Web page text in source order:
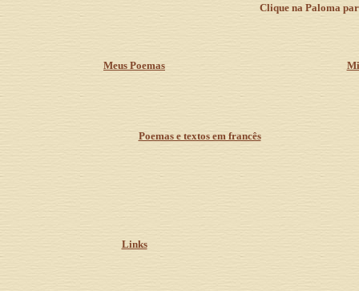
Clique na Paloma
Meus Poemas
Poemas e textos em francês
Links